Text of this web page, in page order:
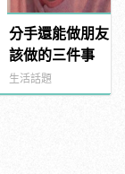
分手還能做朋友
該做的三件事
生活話題